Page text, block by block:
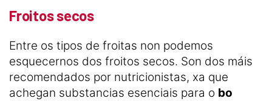
Froitos secos
Entre os tipos de froitas non podemos
esquecernos dos froitos secos. Son dos máis
recomendados por nutricionistas, xa que
achegan substancias esenciais para o bo